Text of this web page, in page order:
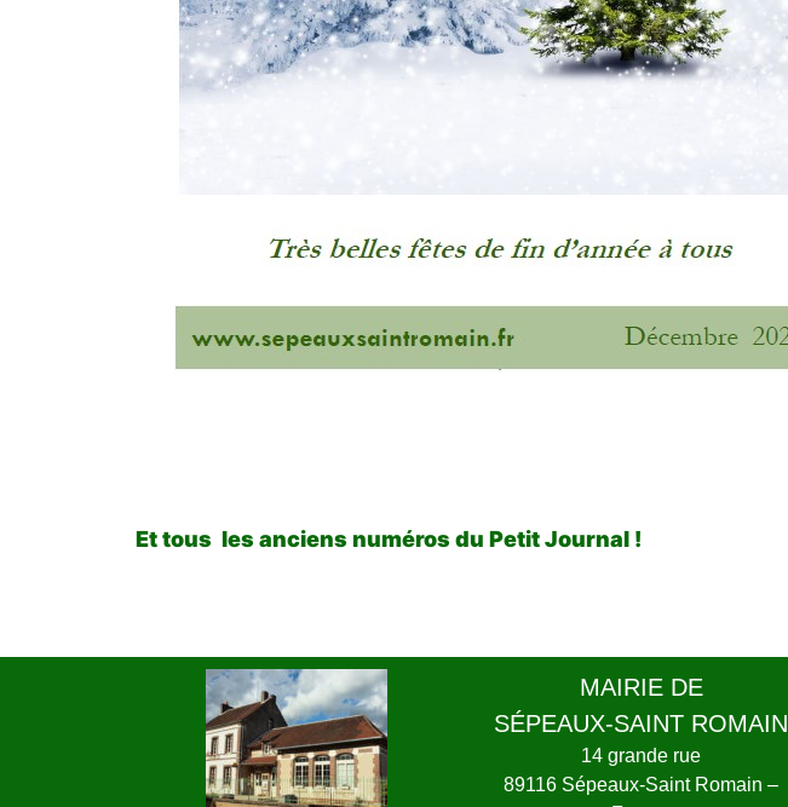
Et tous les anciens numéros du Petit Journal !
MAIRIE DE
SÉPEAUX-SAINT ROMAIN
14 grande rue
89116 Sépeaux-Saint Romain –